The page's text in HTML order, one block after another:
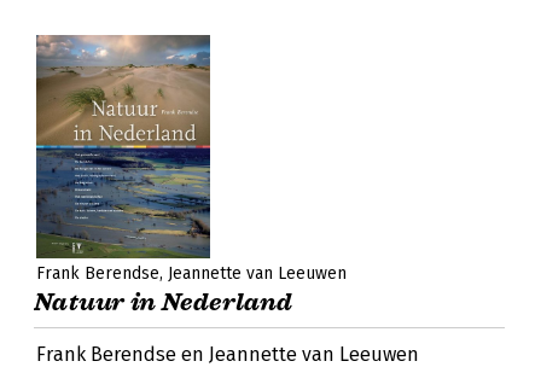
Frank Berendse Jeannette van Leeuwen
Natuur in Nederland
Frank Berendse en Jeannette van Leeuwen